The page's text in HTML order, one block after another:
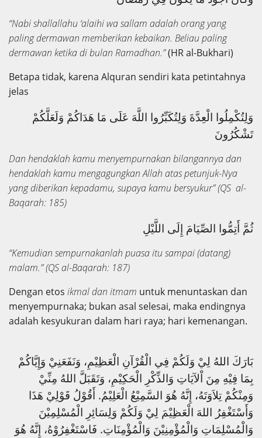
“Nabi shallallahu ‘alaihi wa sallam adalah orang yang
paling dermawan memberikan kebaikan. Beliau paling
dermawan ketika di bulan Ramadhan.”(HR al-Bukhari)
Betapa tidak, karena Alquran sendiri kata petintahnya
jelas
وَلِتُكْمِلُوا الْعِدَّةَ وَلِتُكَبِّرُوا اللَّهَ عَلَى مَا هَدَاكُمْ وَلَعَلَّكُمْ
تَشْكُرُونَ
Dan hendaklah kamu menyempurnakan bilangannya dan
hendaklah kamu mengagungkan Allah atas petunjuk-Nya
yang diberikan kepadamu, supaya kamu bersyukur” (QS al-
Baqarah: 185)
ثُمَّ أَتِمُّوا الصِّيَامَ إِلَى اللَّيْلِ
“Kemudian sempurnakanlah puasa itu sampai (datang)
malam.” (QS al-Baqarah: 187)
Dengan etos ikmal dan itmam untuk menuntaskan dan
menyempurnaka; bukan asal selesai, maka endingnya
adalah kesyukuran dalam hari raya; hari kemenangan.
بَارَكَ اللهُ لِيْ وَلَكُمْ فِي الْقُرْآنِ الْعَظِيْمِ، وَنَفَعَنِيْ وَإِيَّاكُمْ
بِمَا فِيْهِ مِنَ اْلآيَاتِ وَالذِّكْرِ الْحَكِيْمِ، وَتَقَبَلَّ اللهُ مِنِّيْ
وَمِنْكُمْ تِلاَوَتَهُ، إِنَّهُ هُوَ السَّمِيْعُ الْعَلِيْمُ. أَقُوْلُ قَوْلِيْ هَذَا
وَأَسْتَغْفِرُ اللهَ الْعَظِيْمَ لِيْ وَلَكُمْ وَلِسَائِرِ الْمُسْلِمِيْنَ
وَالْمُسْلِمَاتِ وَالْمُؤْمِنِيْنَ وَالْمُؤْمِنَاتِ. فَاسْتَغْفِرُوْهُ، إِنَّهُ هُوَ